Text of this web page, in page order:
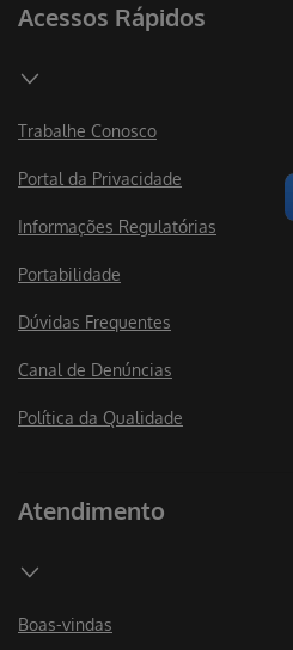
Acessos Rápidos
Trabalhe Conosco
Portal da Privacidade
Informações Regulatórias
Portabilidade
Dúvidas Frequentes
Canal de Denúncias
Política da Qualidade
Atendimento
Boas-vindas